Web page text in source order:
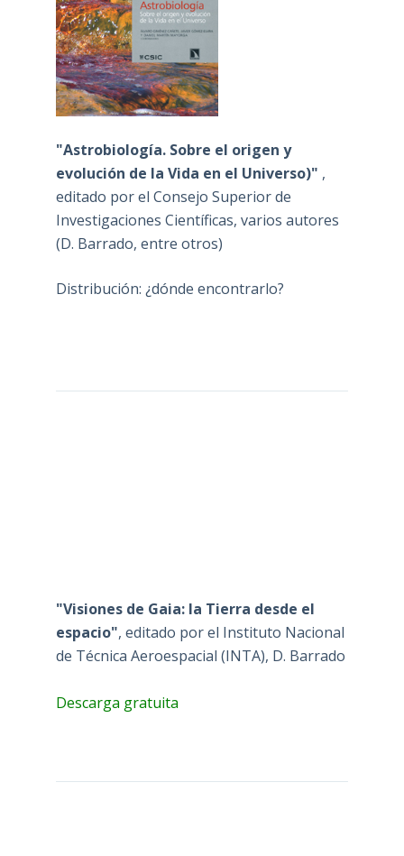
"Astrobiología. Sobre el origen y
evolución de la Vida en el Universo)" ,
editado por el Consejo Superior de
Investigaciones Científicas, varios autores
(D. Barrado, entre otros)
Distribución: ¿dónde encontrarlo?
"Visiones de Gaia: la Tierra desde el
espacio", editado por el Instituto Nacional
de Técnica Aeroespacial (INTA), D. Barrado
Descarga gratuita